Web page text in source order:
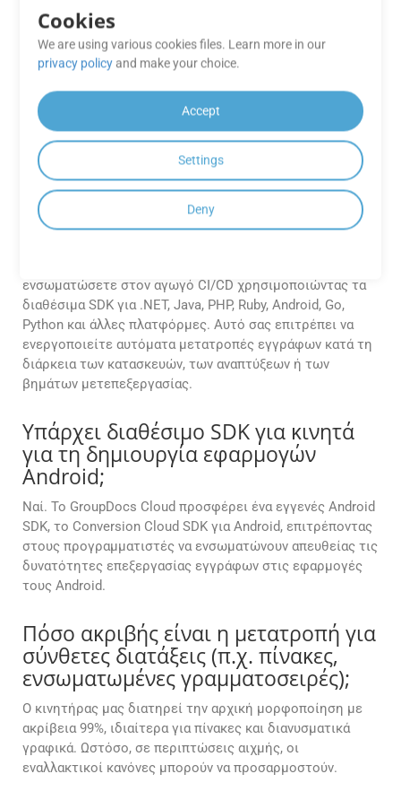
Το GroupDocs.Conversion Cloud διασφαλίζει μια ασφαλή
διαδικασία μετατροπής κρυπτογραφώντας τα δεδομένα
κατά τη μεταφορά και την ηρεμία και ακολουθώντας τα
Μπορώ να ενσωματώσω το
GroupDocs.Conversion Cloud στη
διοχέτευση CI/CD μου για
αυτοματοποιημένες μετατροπές
εγγράφων;
ενσωματώσετε στον αγωγό CI/CD χρησιμοποιώντας τα
διαθέσιμα SDK για .NET, Java, PHP, Ruby, Android, Go,
Python και άλλες πλατφόρμες. Αυτό σας επιτρέπει να
ενεργοποιείτε αυτόματα μετατροπές εγγράφων κατά τη
διάρκεια των κατασκευών, των αναπτύξεων ή των
βημάτων μετεπεξεργασίας.
Υπάρχει διαθέσιμο SDK για κινητά
για τη δημιουργία εφαρμογών
Android;
Ναί. Το GroupDocs Cloud προσφέρει ένα εγγενές Android
SDK, το Conversion Cloud SDK για Android, επιτρέποντας
στους προγραμματιστές να ενσωματώνουν απευθείας τις
δυνατότητες επεξεργασίας εγγράφων στις εφαρμογές
τους Android.
Πόσο ακριβής είναι η μετατροπή για
σύνθετες διατάξεις (π.χ. πίνακες,
ενσωματωμένες γραμματοσειρές);
Ο κινητήρας μας διατηρεί την αρχική μορφοποίηση με
ακρίβεια 99%, ιδιαίτερα για πίνακες και διανυσματικά
γραφικά. Ωστόσο, σε περιπτώσεις αιχμής, οι
εναλλακτικοί κανόνες μπορούν να προσαρμοστούν.
Cookies
We are using various cookies files. Learn more in our
privacy policy and make your choice.
Accept
Settings
Deny